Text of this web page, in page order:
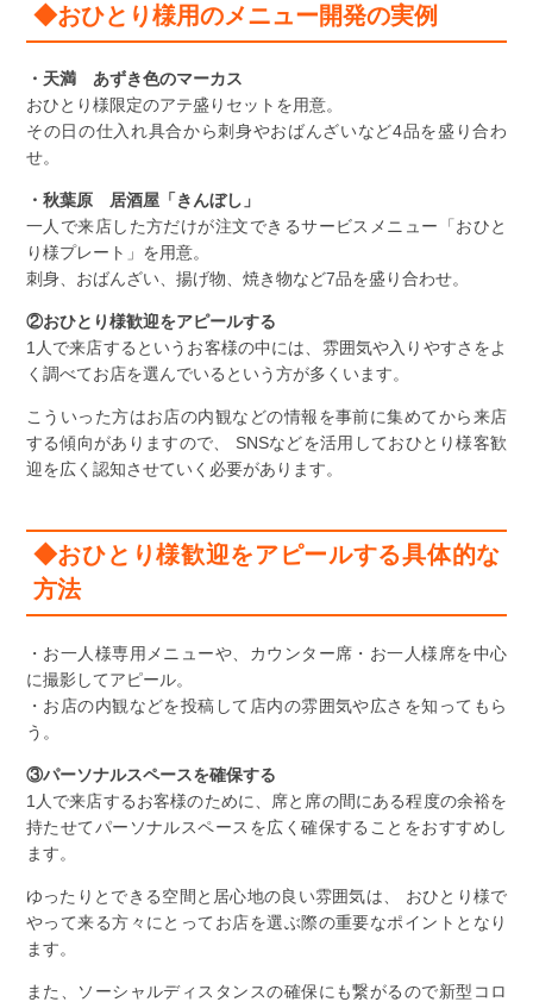
◆おひとり様用のメニュー開発の実例
・天満 あずき色のマーカス
おひとり様限定のアテ盛りセットを用意。
その日の仕入れ具合から刺身やおばんざいなど4品を盛り合わ
せ。
・秋葉原 居酒屋「きんぼし」
一人で来店した方だけが注文できるサービスメニュー「おひと
り様プレート」を用意。
刺身、おばんざい、揚げ物、焼き物など7品を盛り合わせ。
②おひとり様歓迎をアピールする
1人で来店するというお客様の中には、雰囲気や入りやすさをよ
く調べてお店を選んでいるという方が多くいます。
こういった方はお店の内観などの情報を事前に集めてから来店
する傾向がありますので、 SNSなどを活用しておひとり様客歓
迎を広く認知させていく必要があります。
◆おひとり様歓迎をアピールする具体的な
方法
・お一人様専用メニューや、カウンター席・お一人様席を中心
に撮影してアピール。
・お店の内観などを投稿して店内の雰囲気や広さを知ってもら
う。
③パーソナルスペースを確保する
1人で来店するお客様のために、席と席の間にある程度の余裕を
持たせてパーソナルスペースを広く確保することをおすすめし
ます。
ゆったりとできる空間と居心地の良い雰囲気は、 おひとり様で
やって来る方々にとってお店を選ぶ際の重要なポイントとなり
ます。
また、ソーシャルディスタンスの確保にも繋がるので新型コロ